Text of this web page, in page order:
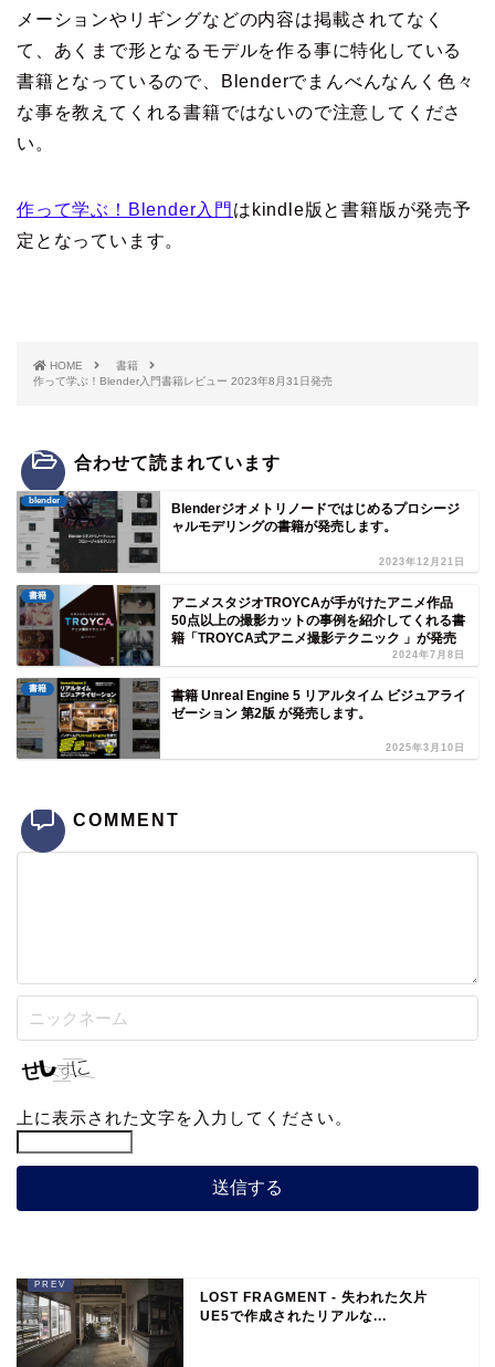
メーションやリギングなどの内容は掲載されてなく
て、あくまで形となるモデルを作る事に特化している
書籍となっているので、Blenderでまんべんなんく色々
な事を教えてくれる書籍ではないので注意してくださ
い。
作って学ぶ！Blender入門 はkindle版と書籍版が発売予
定となっています。
HOME
書籍
作って学ぶ！Blender入門書籍レビュー 2023年8月31日発売
合わせて読まれています
blender
Blenderジオメトリノードではじめるプロシージ
ャルモデリングの書籍が発売します。
2023年12月21日
書籍
アニメスタジオTROYCAが手がけたアニメ作品
50点以上の撮影カットの事例を紹介してくれる書
籍「TROYCA式アニメ撮影テクニック 」が発売
2024年7月8日
書籍
書籍 Unreal Engine 5 リアルタイム ビジュアライ
ゼーション 第2版 が発売します。
2025年3月10日
COMMENT
上に表示された文字を入力してください。
LOST FRAGMENT - 失われた欠片
UE5で作成されたリアルな...